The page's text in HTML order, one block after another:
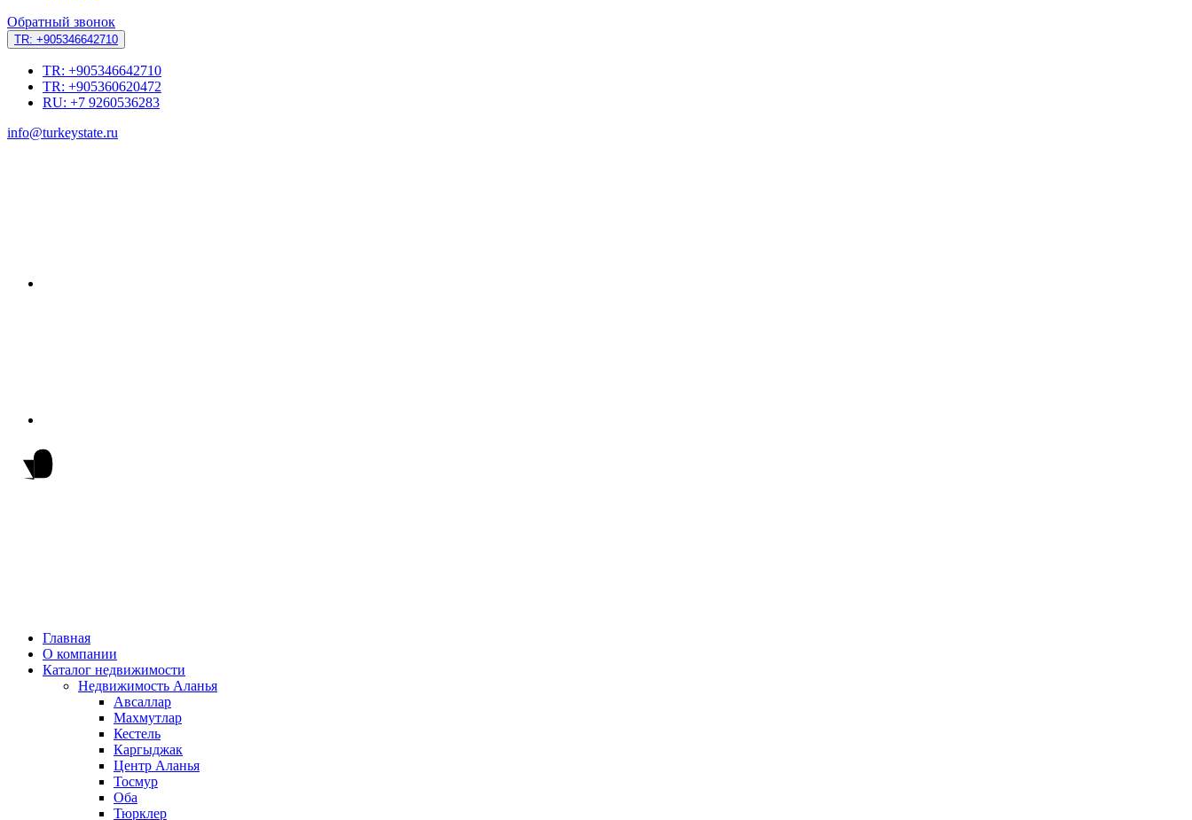
Обратный звонок
TR: +905346642710
TR: +905346642710
TR: +905360620472
RU: +7 9260536283
info@turkeystate.ru
Главная
О компании
Каталог недвижимости
Недвижимость Аланья
Авсаллар
Махмутлар
Кестель
Каргыджак
Центр Аланья
Тосмур
Оба
Тюрклер